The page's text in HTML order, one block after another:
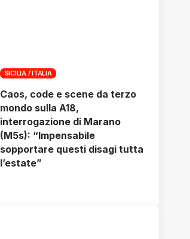
SICILIA / ITALIA
Caos, code e scene da terzo
mondo sulla A18,
interrogazione di Marano
(M5s): “Impensabile
sopportare questi disagi tutta
l’estate”